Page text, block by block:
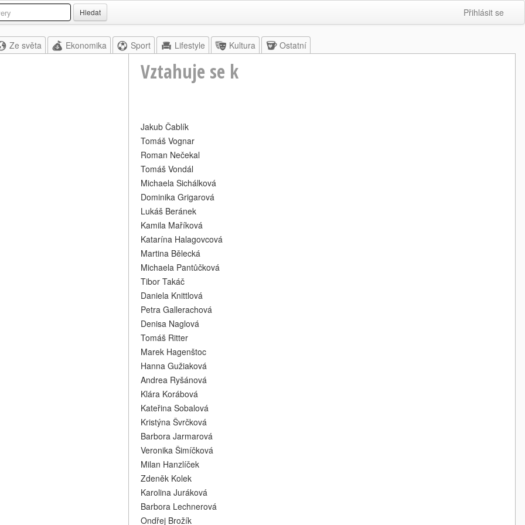
Hledat Přihlásit se
Ze světa Ekonomika Sport Lifestyle Kultura Ostatní
Vztahuje se k
Jakub Čablík
Tomáš Vognar
Roman Nečekal
Tomáš Vondál
Michaela Sichálková
Dominika Grigarová
Lukáš Beránek
Kamila Maříková
Katarína Halagovcová
Martina Bělecká
Michaela Pantůčková
Tibor Takáč
Daniela Knittlová
Petra Gallerachová
Denisa Naglová
Tomáš Ritter
Marek Hagenštoc
Hanna Gužiaková
Andrea Ryšánová
Klára Korábová
Kateřina Sobalová
Kristýna Švrčková
Barbora Jarmarová
Veronika Šimíčková
Milan Hanzlíček
Zdeněk Kolek
Karolina Juráková
Barbora Lechnerová
Ondřej Brožík